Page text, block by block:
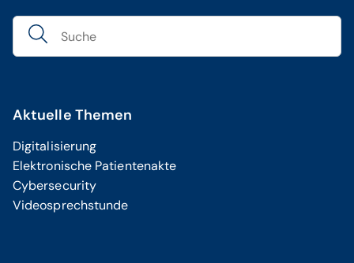
Aktuelle Themen
Digitalisierung
Elektronische Patientenakte
Cybersecurity
Videosprechstunde